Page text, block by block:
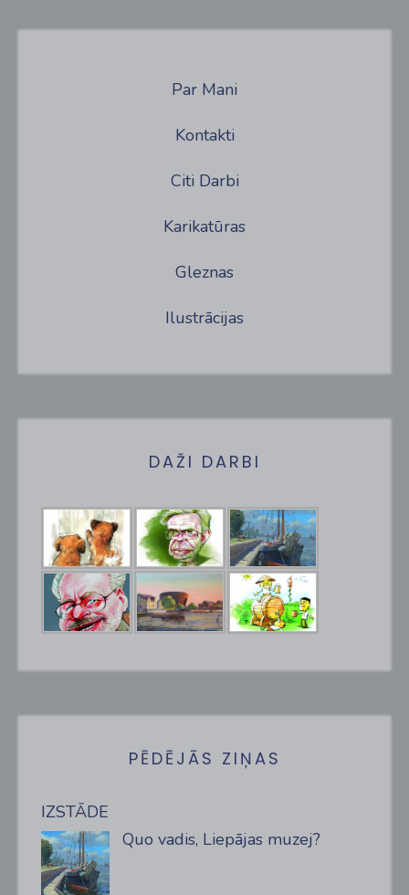
Par Mani
Kontakti
Citi Darbi
Karikatūras
Gleznas
Ilustrācijas
DAŽI DARBI
PĒDĒJĀS ZIŅAS
IZSTĀDE
Quo vadis, Liepājas muzej?